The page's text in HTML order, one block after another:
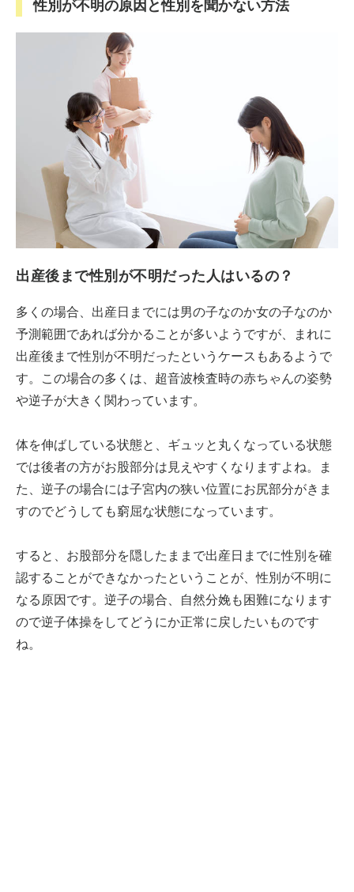
性別が不明の原因と性別を聞かない方法
出産後まで性別が不明だった人はいるの？
多くの場合、出産日までには男の子なのか女の子なのか
予測範囲であれば分かることが多いようですが、まれに
出産後まで性別が不明だったというケースもあるようで
す。この場合の多くは、超音波検査時の赤ちゃんの姿勢
や逆子が大きく関わっています。
体を伸ばしている状態と、ギュッと丸くなっている状態
では後者の方がお股部分は見えやすくなりますよね。ま
た、逆子の場合には子宮内の狭い位置にお尻部分がきま
すのでどうしても窮屈な状態になっています。
すると、お股部分を隠したままで出産日までに性別を確
認することができなかったということが、性別が不明に
なる原因です。逆子の場合、自然分娩も困難になります
ので逆子体操をしてどうにか正常に戻したいものです
ね。